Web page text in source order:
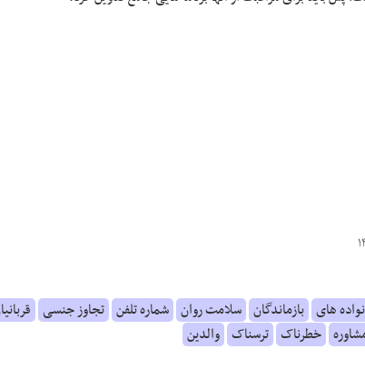
های بازماندگان سلامت روان شماره تلفن تجاوز جنسی
خطرناک ترسناک والدین